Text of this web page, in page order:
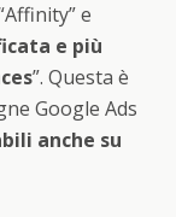
e
e più
”. Questa è
Google Ads
anche su